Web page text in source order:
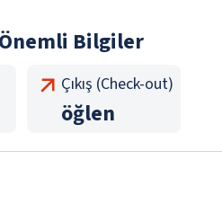
Önemli Bilgiler
Çıkış (Check-out)
öğlen